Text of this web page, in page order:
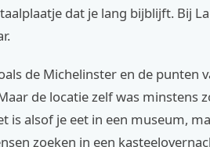
dat je lang bijblijft. Bij
de Michelinster en de punten
de locatie zelf was minstens
is alsof je eet in een museum,
zoeken in een